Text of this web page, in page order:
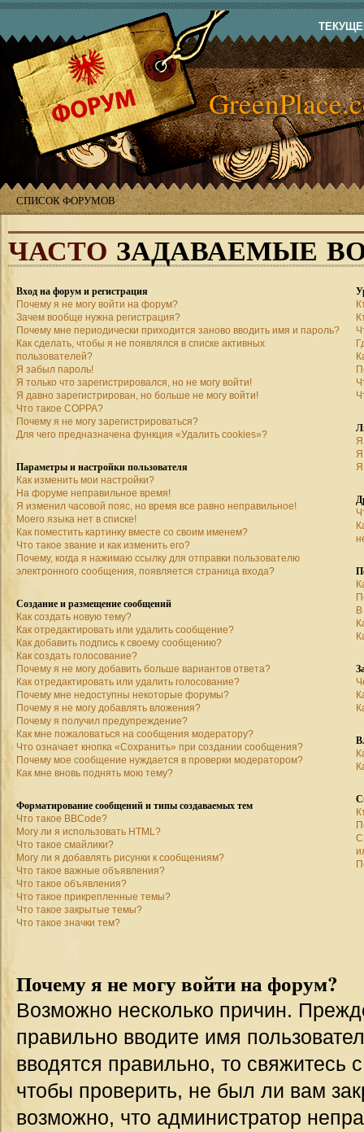
СПИСОК ФОРУМОВ
ЧАСТО ЗАДАВАЕМЫЕ
Вход на форум и регистрация
Почему я не могу войти на форум?
Зачем вообще нужна регистрация?
Почему мне периодически приходится заново вводить имя и пароль?
Как сделать, чтобы я не появлялся в списке активных
пользователей?
Я забыл пароль!
Я только что зарегистрировался, но не могу войти!
Я давно зарегистрирован, но больше не могу войти!
Что такое COPPA?
Почему я не могу зарегистрироваться?
Для чего предназначена функция «Удалить cookies»?
Параметры и настройки пользователя
Как изменить мои настройки?
На форуме неправильное время!
Я изменил часовой пояс, но время все равно неправильное!
Моего языка нет в списке!
Как поместить картинку вместе со своим именем?
Что такое звание и как изменить его?
Почему, когда я нажимаю ссылку для отправки пользователю
электронного сообщения, появляется страница входа?
Создание и размещение сообщений
Как создать новую тему?
Как отредактировать или удалить сообщение?
Как добавить подпись к своему сообщению?
Как создать голосование?
Почему я не могу добавить больше вариантов ответа?
Как отредактировать или удалить голосование?
Почему мне недоступны некоторые форумы?
Почему я не могу добавлять вложения?
Почему я получил предупреждение?
Как мне пожаловаться на сообщения модератору?
Что означает кнопка «Сохранить» при создании сообщения?
Почему мое сообщение нуждается в проверки модератором?
Как мне вновь поднять мою тему?
Форматирование сообщений и типы создаваемых тем
Что такое BBCode?
Могу ли я использовать HTML?
Что такое смайлики?
Могу ли я добавлять рисунки к сообщениям?
Что такое важные объявления?
Что такое объявления?
Что такое прикрепленные темы?
Что такое закрытые темы?
Что такое значки тем?
Я
Я
Я
С
Почему я не могу войти на форум?
Возможно несколько причин.
правильно вводите имя
вводятся правильно, то
чтобы проверить, не был ли вам
возможно, что администратор